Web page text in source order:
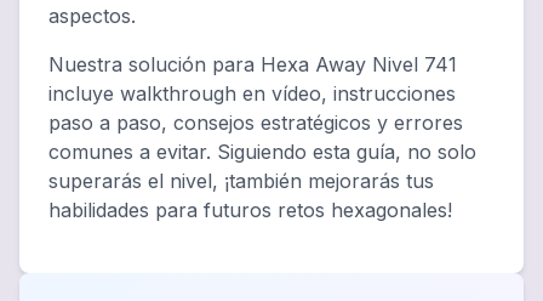
aspectos.
Nuestra solución para Hexa Away Nivel 741
incluye walkthrough en vídeo, instrucciones
paso a paso, consejos estratégicos y errores
comunes a evitar. Siguiendo esta guía, no solo
superarás el nivel, ¡también mejorarás tus
habilidades para futuros retos hexagonales!